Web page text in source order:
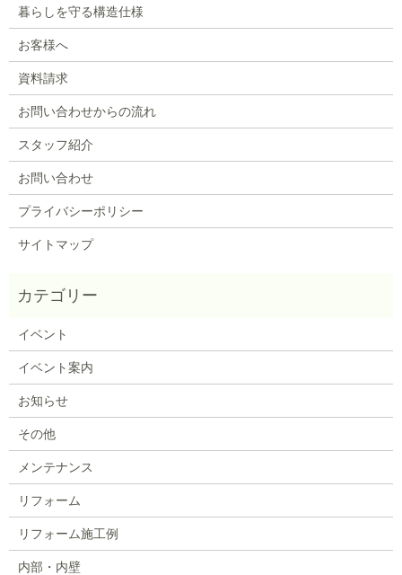
暮らしを守る構造仕様
お客様へ
資料請求
お問い合わせからの流れ
スタッフ紹介
お問い合わせ
プライバシーポリシー
サイトマップ
イベント
イベント案内
お知らせ
その他
メンテナンス
リフォーム
リフォーム施工例
内部・内壁